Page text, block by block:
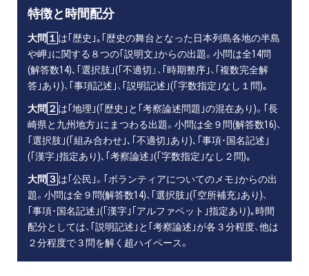
特徴と時間配分
大問 １ は｢歴史｣｡｢歴史の舞台となった日本列島各地の半島
や岬｣に関する８つの｢説明文｣からの出題。小問は全14問
(解答数14)､｢選択肢｣(｢不適切」、｢時期整序｣、｢複数完全解
答｣あり)、｢事項記述｣、｢説明記述｣(｢字数指定｣なし１問)｡
大問 ２ は｢地理｣(｢歴史｣と｢考察論述問題｣の混在あり)。｢長
崎県と九州地方｣にまつわる出題。小問は全９問(解答数16)、
｢選択肢｣(｢組み合わせ｣､｢不適切｣あり)､｢事項･国名記述｣
(｢漢字｣指定あり)､｢考察論述｣(｢字数指定｣なし２問)｡
大問 ３ は｢公民｣。｢ボランティアについてのメモ｣からの出
題。小問は全９問(解答数14)、｢選択肢｣(｢空所補充｣あり)、
｢事項･国名記述｣(｢漢字｣｢アルファベット｣指定あり)｡時間
配分としては、｢説明記述｣と｢考察論述｣が各３分程度、他は
２分程度で３問を解く超ハイペース。